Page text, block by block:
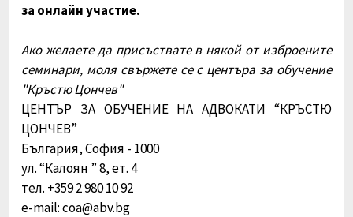
за онлайн участие.
Ако желаете да присъствате в някой от изброените
семинари, моля свържете се с центъра за обучение
"Кръстю Цончев"
ЦЕНТЪР ЗА ОБУЧЕНИЕ НА АДВОКАТИ “КРЪСТЮ
ЦОНЧЕВ”
България, София - 1000
ул. “Калоян ” 8, ет. 4
тел. +359 2 980 10 92
e-mail: coa@abv.bg